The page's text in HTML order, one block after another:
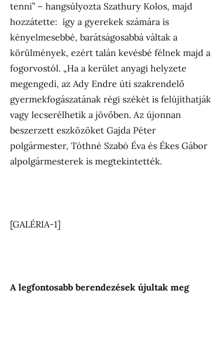
tenni” – hangsúlyozta Szathury Kolos, majd
hozzátette: így a gyerekek számára is
kényelmesebbé, barátságosabbá váltak a
körülmények, ezért talán kevésbé félnek majd a
fogorvostól. „Ha a kerület anyagi helyzete
megengedi, az Ady Endre úti szakrendelő
gyermekfogászatának régi székét is felújíthatják
vagy lecserélhetik a jövőben. Az újonnan
beszerzett eszközöket Gajda Péter
polgármester, Tóthné Szabó Éva és Ékes Gábor
alpolgármesterek is megtekintették.
[GALÉRIA-1]
A legfontosabb berendezések újultak meg